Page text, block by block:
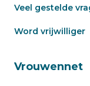
Veel gestelde
Word vrijwilliger
Vrouwennet